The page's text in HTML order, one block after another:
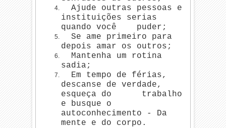
Ajude outras pessoas e
instituições serias
quando você puder;
Se ame primeiro para
depois amar os outros;
Mantenha um rotina
sadia;
Em tempo de férias,
descanse de verdade,
esqueça do trabalho
e busque o
autoconhecimento - Da
mente e do corpo.